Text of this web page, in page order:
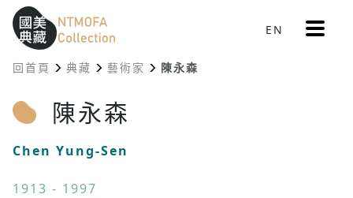
跳到中間主要內容區
網站導覽
::: EN 更
多
:::
回首頁 典藏 藝術家 陳永森
陳永森
Chen Yung-Sen
1913 - 1997